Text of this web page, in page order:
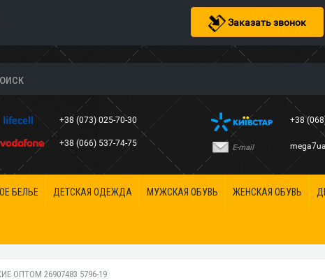
Заказать звонок
+38 (073) 025-70-30
+38 (066) 537-74-75
+38
E-mail
БЕЛЬЕ ДЕТСКАЯ ОДЕЖДА МУЖСКАЯ ОБУВЬ ЖЕНСКАЯ ОБУВЬ
ОПТОМ 26907483 5796-19